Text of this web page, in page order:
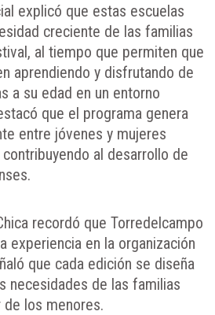
explicó que estas escuelas
creciente de las familias
al tiempo que permiten que
aprendiendo y disfrutando de
a su edad en un entorno
que el programa genera
entre jóvenes y mujeres
al desarrollo de
recordó que Torredelcampo
experiencia en la organización
que cada edición se diseña
necesidades de las familias
los menores.